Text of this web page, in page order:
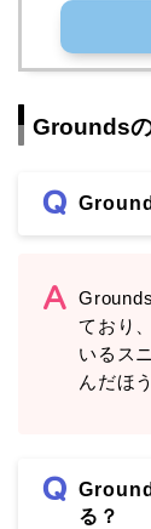
Grounds
ており
いるス
んだほ
る？